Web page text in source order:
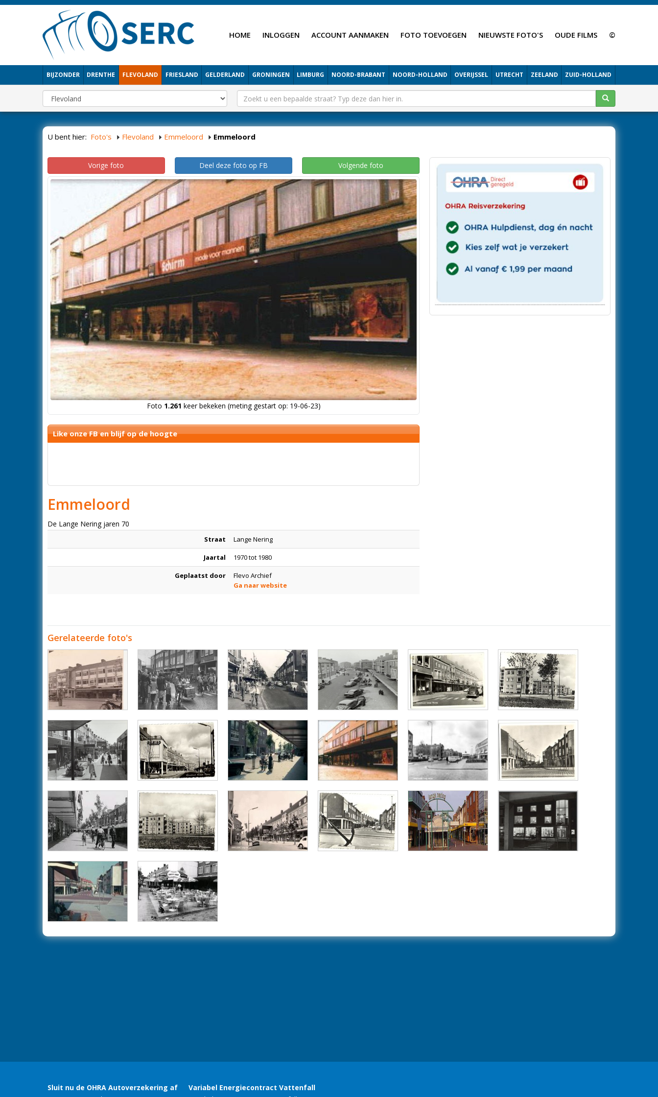
HOME INLOGGEN ACCOUNT AANMAKEN FOTO TOEVOEGEN NIEUWSTE FOTO'S OUDE FILMS ©
BIJZONDER DRENTHE FLEVOLAND FRIESLAND GELDERLAND GRONINGEN LIMBURG NOORD-BRABANT NOORD-HOLLAND OVERIJSSEL UTRECHT ZEELAND ZUID-HOLLAND
U bent hier: Foto's Flevoland Emmeloord Emmeloord
Vorige foto Deel deze foto op FB Volgende foto
Foto 1.261 keer bekeken (meting gestart op: 19-06-23)
Like onze FB en blijf op de hoogte
Emmeloord
De Lange Nering jaren 70
Straat Lange Nering
Jaartal 1970 tot 1980
Geplaatst door
Flevo Archief
Ga naar website
Gerelateerde foto's